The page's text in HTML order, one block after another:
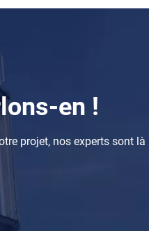
en !
projet, nos experts sont